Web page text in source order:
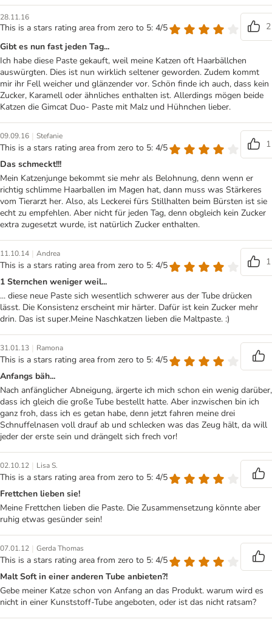
28.11.16
This is a stars rating area from zero to 5: 4/5
2
Gibt es nun fast jeden Tag...
Ich habe diese Paste gekauft, weil meine Katzen oft Haarbällchen
auswürgten. Dies ist nun wirklich seltener geworden. Zudem kommt
mir ihr Fell weicher und glänzender vor. Schön finde ich auch, dass kein
Zucker, Karamell oder ähnliches enthalten ist. Allerdings mögen beide
Katzen die Gimcat Duo- Paste mit Malz und Hühnchen lieber.
09.09.16 | Stefanie
This is a stars rating area from zero to 5: 4/5
1
Das schmeckt!!!
Mein Katzenjunge bekommt sie mehr als Belohnung, denn wenn er
richtig schlimme Haarballen im Magen hat, dann muss was Stärkeres
vom Tierarzt her. Also, als Leckerei fürs Stillhalten beim Bürsten ist sie
echt zu empfehlen. Aber nicht für jeden Tag, denn obgleich kein Zucker
extra zugesetzt wurde, ist natürlich Zucker enthalten.
11.10.14 | Andrea
This is a stars rating area from zero to 5: 4/5
1
1 Sternchen weniger weil...
... diese neue Paste sich wesentlich schwerer aus der Tube drücken
lässt. Die Konsistenz erscheint mir härter. Dafür ist kein Zucker mehr
drin. Das ist super.Meine Naschkatzen lieben die Maltpaste. :)
31.01.13 | Ramona
This is a stars rating area from zero to 5: 4/5
Anfangs bäh...
Nach anfänglicher Abneigung, ärgerte ich mich schon ein wenig darüber,
dass ich gleich die große Tube bestellt hatte. Aber inzwischen bin ich
ganz froh, dass ich es getan habe, denn jetzt fahren meine drei
Schnuffelnasen voll drauf ab und schlecken was das Zeug hält, da will
jeder der erste sein und drängelt sich frech vor!
02.10.12 | Lisa S.
This is a stars rating area from zero to 5: 4/5
Frettchen lieben sie!
Meine Frettchen lieben die Paste. Die Zusammensetzung könnte aber
ruhig etwas gesünder sein!
07.01.12 | Gerda Thomas
This is a stars rating area from zero to 5: 4/5
Malt Soft in einer anderen Tube anbieten?!
Gebe meiner Katze schon von Anfang an das Produkt. warum wird es
nicht in einer Kunststoff-Tube angeboten, oder ist das nicht ratsam?